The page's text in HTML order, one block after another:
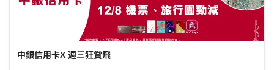
中銀信用卡X 週三狂賞飛